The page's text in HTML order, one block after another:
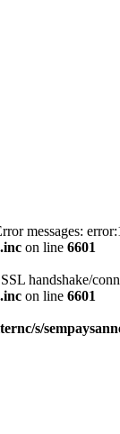
messages:
on line 6601
handshake/
on line 6601
s/